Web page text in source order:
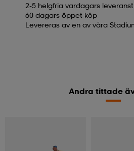
2-5 helgfria vardagars
60 dagars öppet köp
Levereras av en av våra
Andra tittade